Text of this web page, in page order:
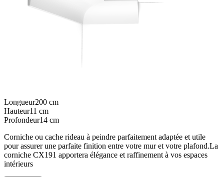
Longueur200 cm
Hauteur11 cm
Profondeur14 cm
Corniche ou cache rideau à peindre parfaitement adaptée et utile
pour assurer une parfaite finition entre votre mur et votre plafond.La
corniche CX191 apportera élégance et raffinement à vos espaces
intérieurs